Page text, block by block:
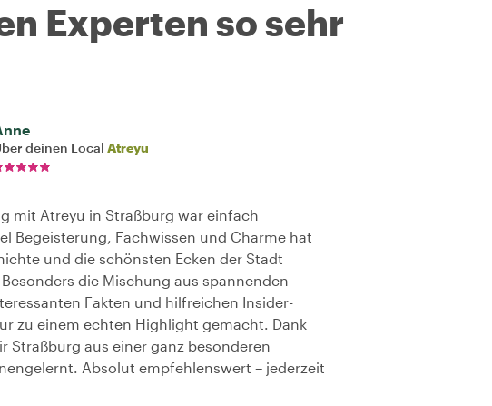
Experten so sehr
deinen Local Atreyu
mit Atreyu in Straßburg war einfach
Begeisterung, Fachwissen und Charme hat
und die schönsten Ecken der Stadt
die Mischung aus spannenden
Fakten und hilfreichen Insider-
zu einem echten Highlight gemacht. Dank
Straßburg aus einer ganz besonderen
Absolut empfehlenswert – jederzeit